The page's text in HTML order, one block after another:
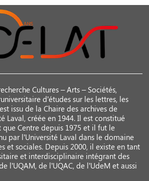
Cultures – Arts – Sociétés,
d’études sur les lettres, les
issu de la Chaire des archives de
Laval, créée en 1944. Il est constitué
Centre depuis 1975 et il fut le
par l’Université Laval dans le domaine
et sociales. Depuis 2000, il existe en tant
et interdisciplinaire intégrant des
l’UQAM, de l’UQAC, de l’UdeM et aussi